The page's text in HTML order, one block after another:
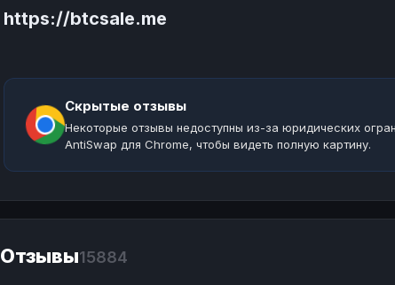
https://btcsale.me
Скрытые отзывы
Некоторые отзывы недоступны из-за юридических
AntiSwap для Chrome, чтобы видеть полную картину.
Отзывы15884